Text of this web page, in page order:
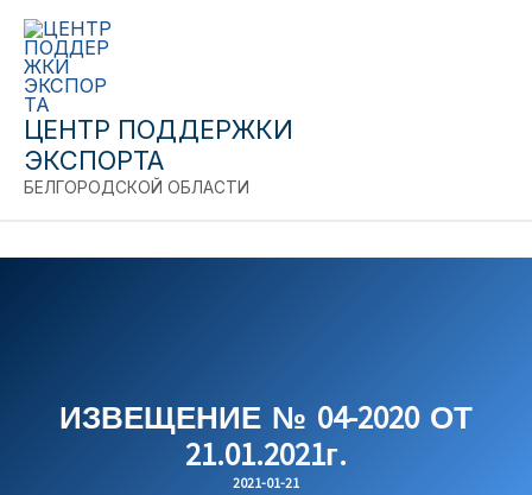
Перейти
содержимому
ЦЕНТР ПОДДЕРЖКИ
ЭКСПОРТА
БЕЛГОРОДСКОЙ ОБЛАСТИ
ИЗВЕЩЕНИЕ № 04-2020 ОТ
21.01.2021г.
2021-01-21